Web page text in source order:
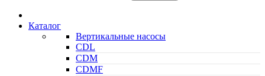
Каталог
Вертикальные насосы
CDL
CDM
CDMF